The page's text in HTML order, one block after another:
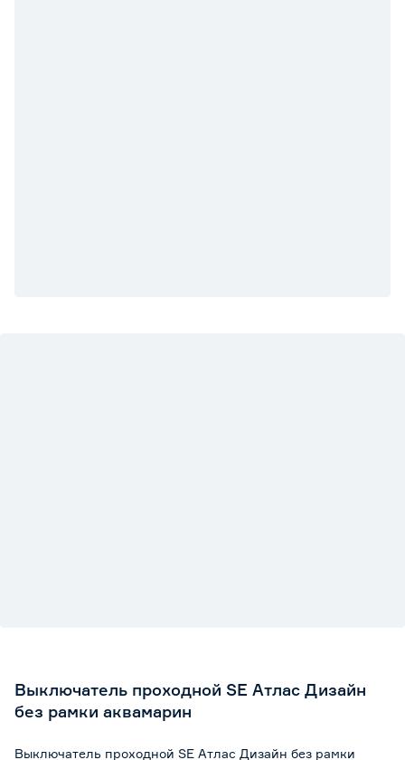
Выключатель проходной SE Атлас Дизайн
без рамки аквамарин
Выключатель проходной SE Атлас Дизайн без рамки